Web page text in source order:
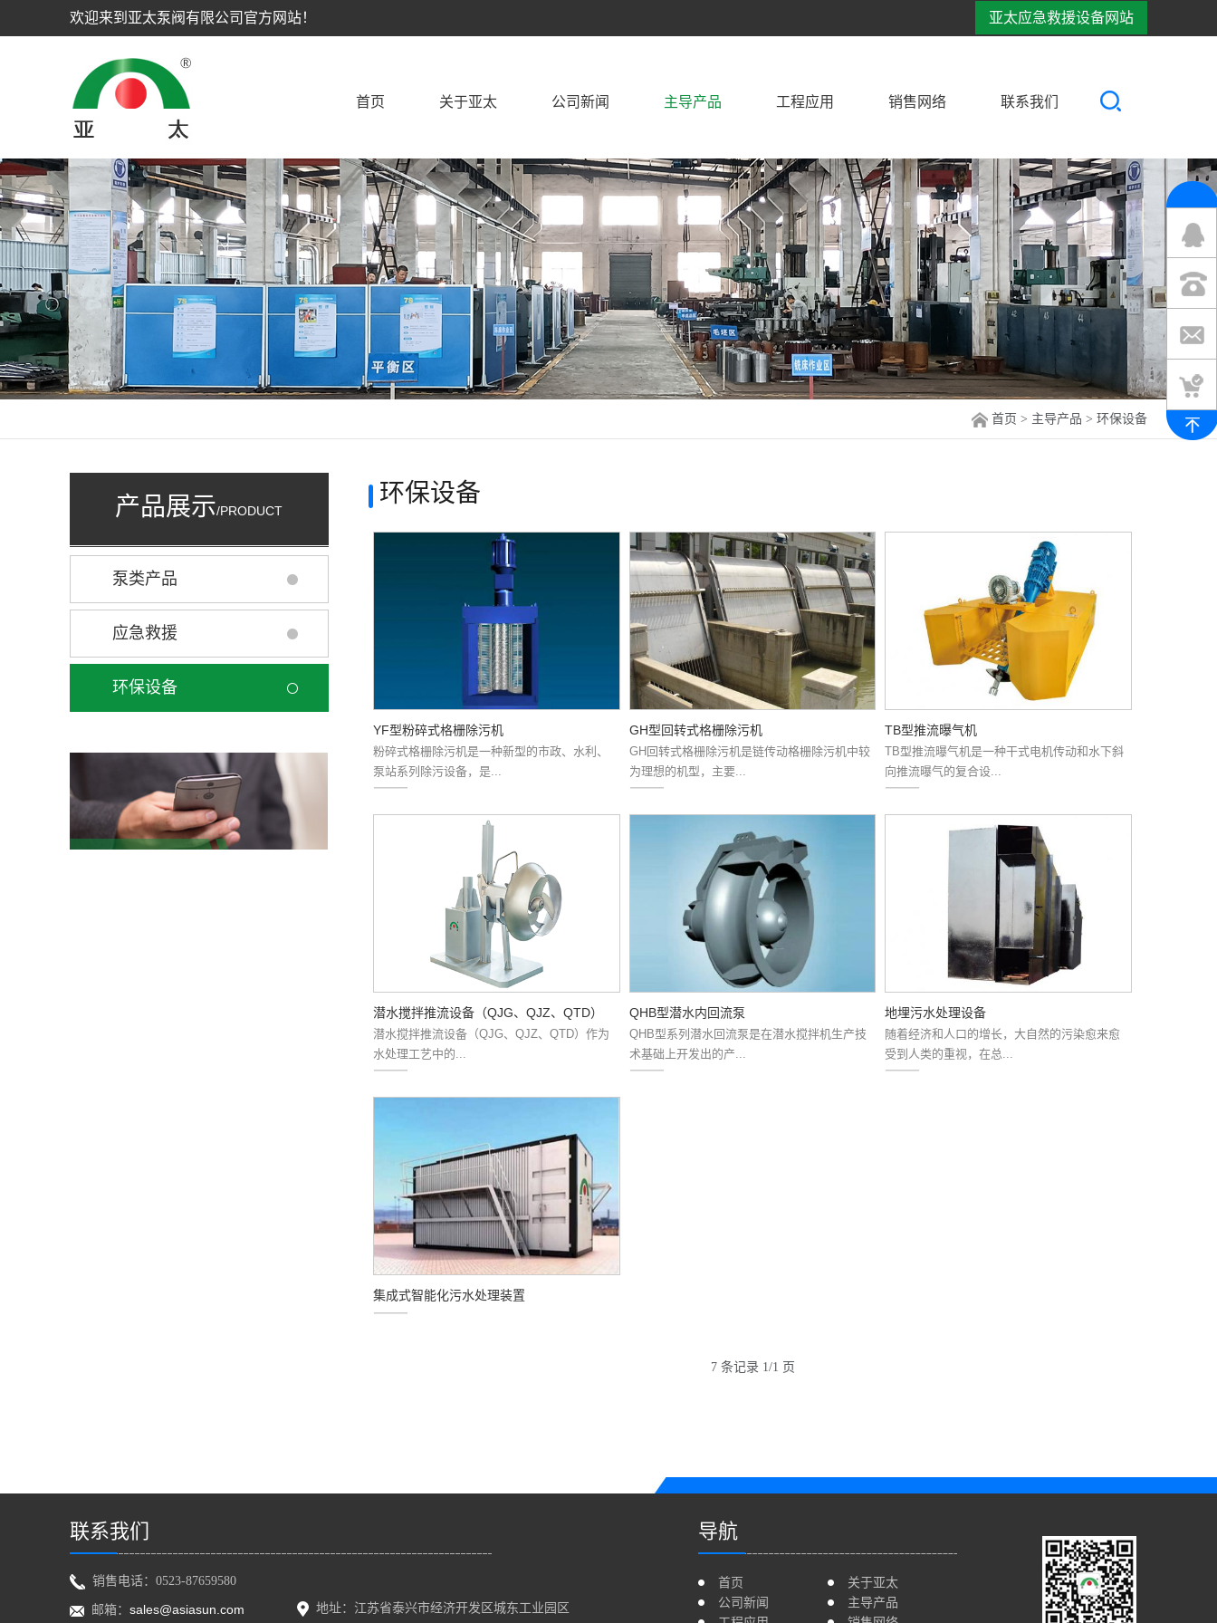
欢迎来到亚太泵阀有限公司官方网站！ 亚太应急救援设备网站
首页 关于亚太 公司新闻 主导产品 工程应用 销售网络 联系我们
首页 > 主导产品 > 环保设备
产品展示/PRODUCT
泵类产品
应急救援
环保设备
环保设备
YF型粉碎式格栅除污机
粉碎式格栅除污机是一种新型的市政、水利、
泵站系列除污设备，是...
GH型回转式格栅除污机
GH回转式格栅除污机是链传动格栅除污机中较
为理想的机型，主要...
TB型推流曝气机
TB型推流曝气机是一种干式电机传动和水下斜
向推流曝气的复合设...
潜水搅拌推流设备（QJG、QJZ、QTD）
潜水搅拌推流设备（QJG、QJZ、QTD）作为
水处理工艺中的...
QHB型潜水内回流泵
QHB型系列潜水回流泵是在潜水搅拌机生产技
术基础上开发出的产...
地埋污水处理设备
随着经济和人口的增长，大自然的污染愈来愈
受到人类的重视，在总...
集成式智能化污水处理装置
7 条记录 1/1 页
联系我们
销售电话：0523-87659580
邮箱： sales@asiasun.com 地址：江苏省泰兴市经济开发区城东工业园区
导航
首页
关于亚太
公司新闻
主导产品